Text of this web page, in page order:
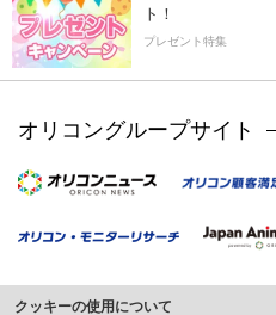
ト！
プレゼント特集
オリコングループサイト
クッキーの使用について